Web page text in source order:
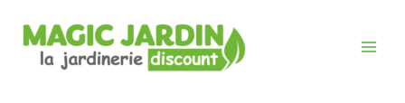
contenu